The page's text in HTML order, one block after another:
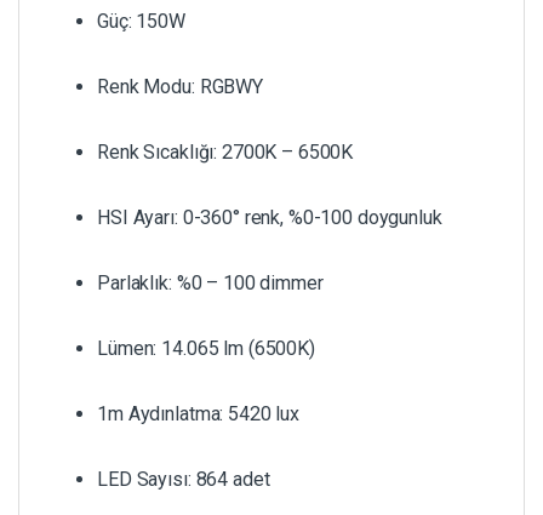
Güç: 150W
Renk Modu: RGBWY
Renk Sıcaklığı: 2700K – 6500K
HSI Ayarı: 0-360° renk, %0-100 doygunluk
Parlaklık: %0 – 100 dimmer
Lümen: 14.065 lm (6500K)
1m Aydınlatma: 5420 lux
LED Sayısı: 864 adet